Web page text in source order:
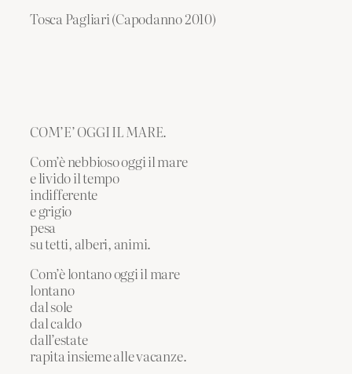
Tosca Pagliari (Capodanno 2010)
COM’E’ OGGI IL MARE.
Com’è nebbioso oggi il mare
e livido il tempo
indifferente
e grigio
pesa
su tetti, alberi, animi.
Com’è lontano oggi il mare
lontano
dal sole
dal caldo
dall’estate
rapita insieme alle vacanze.